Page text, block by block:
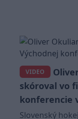
VIDEO
skóroval vo
konferencie
Slovenský